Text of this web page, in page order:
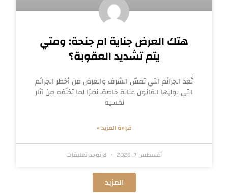
هتك العرض جناية ام جنحة: ومتي
يتم تشديد العقوبة؟
تُعد الجرائم التي تمسّ الشرف والعرض من أخطر الجرائم
التي يوليها القانون عناية خاصة، نظرًا لما تخلّفه من آثار
نفسية
قراءة المزيد »
أغسطس 7, 2026 لا توجد تعليقات
المزيد